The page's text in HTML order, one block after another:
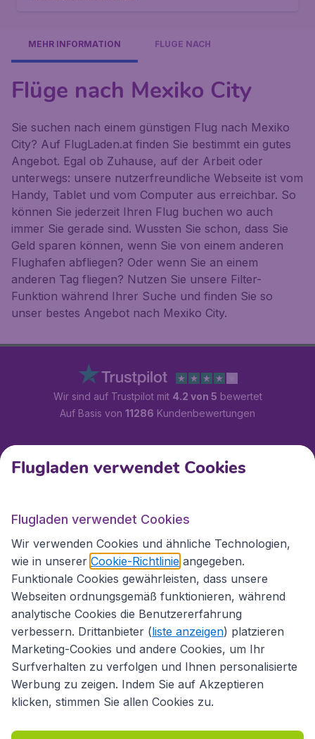
MEHR INFORMATION FLÜGE NACH
Flüge nach Mexiko City
Sie suchen nach einem günstigen Flug nach Mexiko
City? Auf FlugLaden.at finden Sie bestimmt ein gutes
Angebot. Egal ob Zuhause, auf der Arbeit oder
unterwegs: unsere nutzerfreundliche Webseite ist vom
Handy, Tablet und vom Computer aus erreichbar. So
können Sie jederzeit Ihren Flug buchen wo auch
immer Sie gerade sind. Wussten Sie schon, dass Sie
Geld sparen können, wenn Sie von einem anderen
Flughafen abfliegen? Oder wenn Sie an einem
anderen Tag fliegen? Nutzen Sie unsere Filter-
Funktion während Ihrer Suche und finden Sie so
unser bestes Angebot nach Mexiko City.
Wir sind auf Trustpilot mit 4.2 von 5 bewertet
Auf Basis von 11286 Kundenbewertungen
Kundenservice
Flugladen.at
Internationale Webseiten
Flugladen verwendet Cookies
Flugladen verwendet Cookies
Wir verwenden Cookies und ähnliche Technologien,
wie in unserer Cookie-Richtlinie angegeben.
Funktionale Cookies gewährleisten, dass unsere
Webseiten ordnungsgemäß funktionieren, während
analytische Cookies die Benutzererfahrung
verbessern. Drittanbieter (liste anzeigen) platzieren
Marketing-Cookies und andere Cookies, um Ihr
Surfverhalten zu verfolgen und Ihnen personalisierte
Werbung zu zeigen. Indem Sie auf Akzeptieren
klicken, stimmen Sie allen Cookies zu.